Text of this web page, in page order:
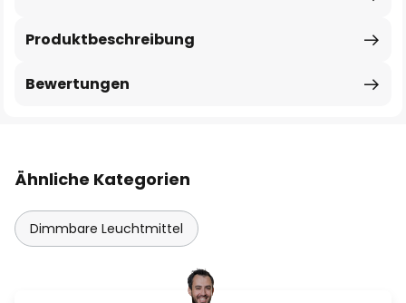
Produktbeschreibung
Bewertungen
Ähnliche Kategorien
Dimmbare Leuchtmittel